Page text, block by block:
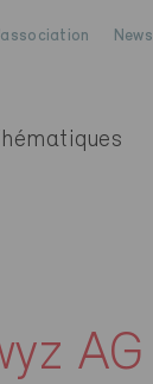
News
Thématiques
AG